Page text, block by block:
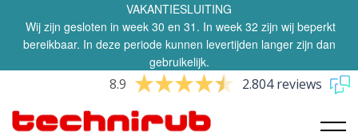
VAKANTIESLUITING
Wij zijn gesloten in week 30 en 31. In week 32 zijn wij beperkt
bereikbaar. In deze periode kunnen levertijden langer zijn dan
gebruikelijk.
8.9 2.804 reviews